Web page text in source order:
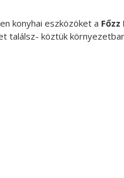
konyhai eszközöket a
találsz- köztük